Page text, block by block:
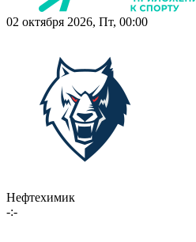
02 октября 2026, Пт, 00:00
Нефтехимик
-:-